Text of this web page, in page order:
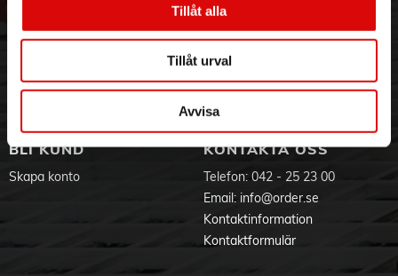
Tillåt alla
Tillåt urval
Avvisa
- Värmetålig matta
Visselblåsning
Aktuellt på Order
Ansökan om RMA
Godsefterlysning & Felleverans
Integritetspolicy
Om cookies
BLI KUND
Skapa konto
KONTAKTA OSS
Telefon: 042 - 25 23 00
Email: info@order.se
Kontaktinformation
Kontaktformulär